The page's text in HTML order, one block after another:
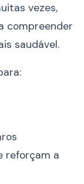
vezes,
compreender
saudável.
reforçam a